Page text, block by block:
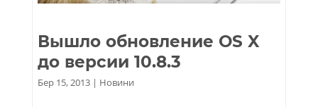
Вышло обновление OS X
до версии 10.8.3
Бер 15, 2013| Новини